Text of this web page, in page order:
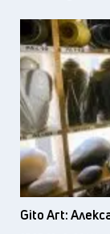
Gito Art: